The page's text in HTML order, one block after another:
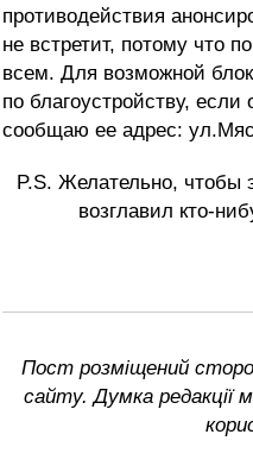
противодействия
не встретит, потому что
всем. Для возможной
по благоустройству, если
сообщаю ее адрес:
P.S. Желательно, чтобы
возглавил кто-
Пост розміщений
сайту. Думка редакції